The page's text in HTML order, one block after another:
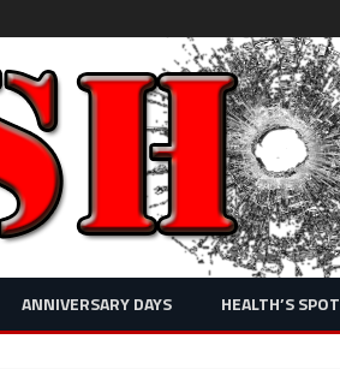
Skip
content
ANNIVERSARY DAYS HEALTH’S SPOT